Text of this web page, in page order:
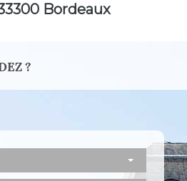
Bordeaux
?